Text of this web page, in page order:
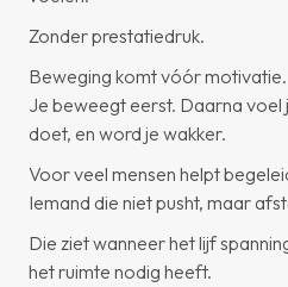
Zonder prestatiedruk.
Beweging komt vóór motivatie.
Je beweegt eerst. Daarna
doet, en word je wakker.
Voor veel mensen helpt
Iemand die niet pusht, maar
Die ziet wanneer het lijf
het ruimte nodig heeft.